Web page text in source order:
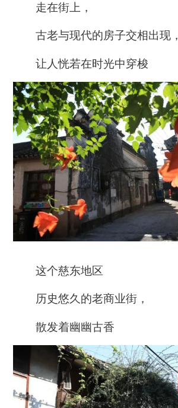
走在街上，
古老与现代的房子交相出现，
让人恍若在时光中穿梭
这个慈东地区
历史悠久的老商业街，
散发着幽幽古香